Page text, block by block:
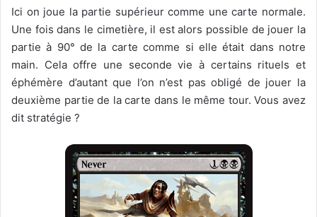
Ici on joue la partie supérieur comme une carte normale.
Une fois dans le cimetière, il est alors possible de jouer la
partie à 90° de la carte comme si elle était dans notre
main. Cela offre une seconde vie à certains rituels et
éphémère d’autant que l’on n’est pas obligé de jouer la
deuxième partie de la carte dans le même tour. Vous avez
dit stratégie ?